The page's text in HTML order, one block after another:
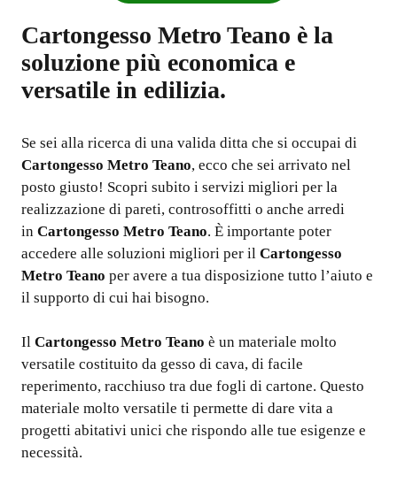
Cartongesso Metro Teano è la
soluzione più economica e
versatile in edilizia.
Se sei alla ricerca di una valida ditta che si occupai di
Cartongesso Metro Teano, ecco che sei arrivato nel
posto giusto! Scopri subito i servizi migliori per la
realizzazione di pareti, controsoffitti o anche arredi
in Cartongesso Metro Teano. È importante poter
accedere alle soluzioni migliori per il Cartongesso
Metro Teano per avere a tua disposizione tutto l’aiuto e
il supporto di cui hai bisogno.
Il Cartongesso Metro Teano è un materiale molto
versatile costituito da gesso di cava, di facile
reperimento, racchiuso tra due fogli di cartone. Questo
materiale molto versatile ti permette di dare vita a
progetti abitativi unici che rispondo alle tue esigenze e
necessità.